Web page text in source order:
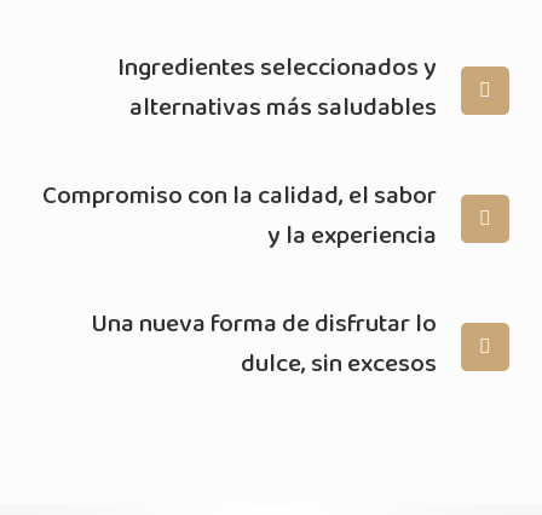
Ingredientes seleccionados y
alternativas más saludables
Compromiso con la calidad, el sabor
y la experiencia
Una nueva forma de disfrutar lo
dulce, sin excesos